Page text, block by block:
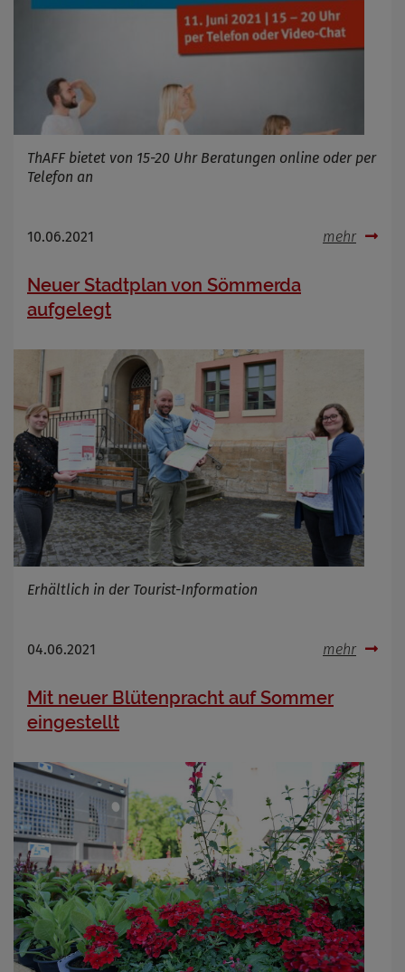
ThAFF bietet von 15-20 Uhr Beratungen online oder per
Telefon an
10.06.2021 mehr
Neuer Stadtplan von Sömmerda
aufgelegt
Erhältlich in der Tourist-Information
04.06.2021 mehr
Mit neuer Blütenpracht auf Sommer
eingestellt